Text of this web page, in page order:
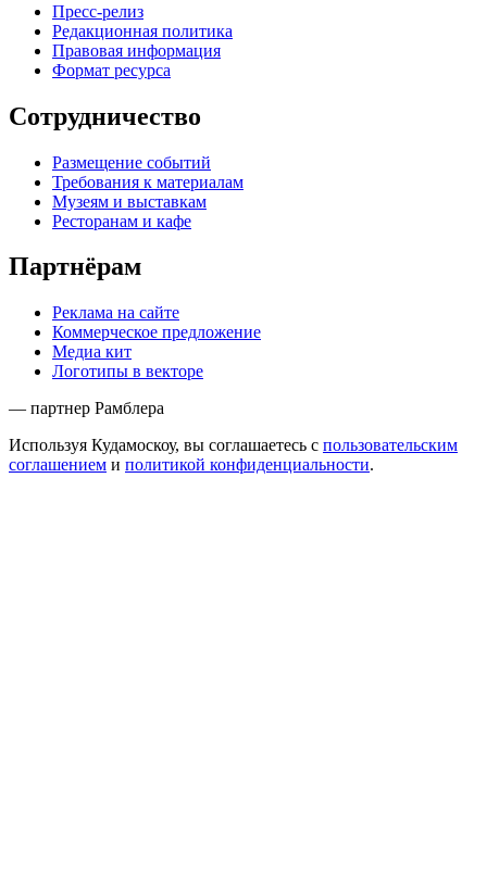
Пресс-релиз
Редакционная политика
Правовая информация
Формат ресурса
Сотрудничество
Размещение событий
Требования к материалам
Музеям и выставкам
Ресторанам и кафе
Партнёрам
Реклама на сайте
Коммерческое предложение
Медиа кит
Логотипы в векторе
— партнер Рамблера
Используя Кудамоскоу, вы соглашаетесь с пользовательским
соглашением и политикой конфиденциальности.